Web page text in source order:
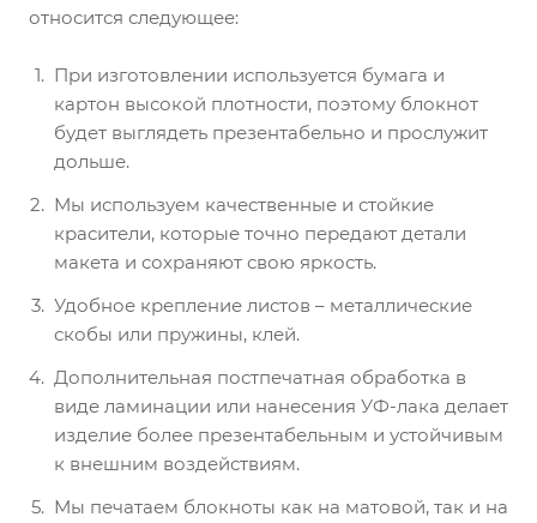
относится следующее:
При изготовлении используется бумага и
картон высокой плотности, поэтому блокнот
будет выглядеть презентабельно и прослужит
дольше.
Мы используем качественные и стойкие
красители, которые точно передают детали
макета и сохраняют свою яркость.
Удобное крепление листов – металлические
скобы или пружины, клей.
Дополнительная постпечатная обработка в
виде ламинации или нанесения УФ-лака делает
изделие более презентабельным и устойчивым
к внешним воздействиям.
Мы печатаем блокноты как на матовой, так и на